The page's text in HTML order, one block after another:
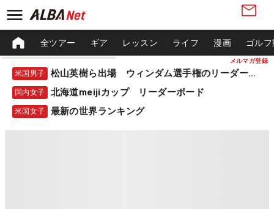
メルマガ登録
全ツアー ギア レッスン ライフ 漫画 ゴル
米国男子 松山英樹ら出場 ウィンダム選手権のリーダーボード
国内女子 北海道meijiカップ リーダーボード
米国女子 最新の世界ランキング